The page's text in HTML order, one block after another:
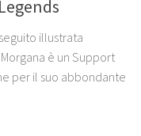
illustrata
è un Support
per il suo abbondante